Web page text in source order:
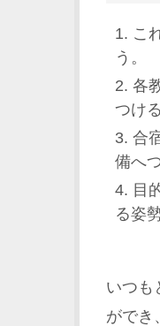
こ
う。
各
つける
合
備へ
目
る姿
いつも
ができ